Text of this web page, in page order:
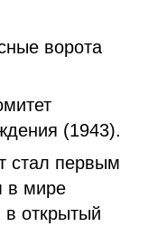
ворота
(1943).
стал первым
в мире
открытый